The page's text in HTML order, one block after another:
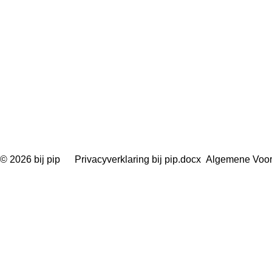
© 2026 bij pip Privacyverklaring bij pip.docx Algemene